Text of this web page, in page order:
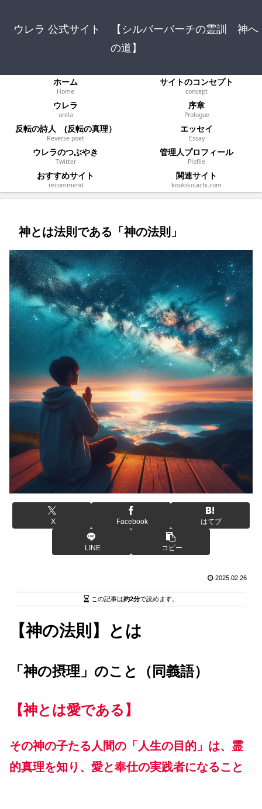
ウレラ 公式サイト 【シルバーバーチの霊訓 神へ
の道】
ホーム
Home
サイトのコンセプト
concept
ウレラ
urela
序章
Prologue
反転の詩人 (反転の真理）
Reverse poet
エッセイ
Essay
ウレラのつぶやき
Twitter
管理人プロフィール
Plofile
おすすめサイト
recommend
関連サイト
koukikouichi.com
神とは法則である「神の法則」
X Facebook はてブ
LINE コピー
2025.02.26
この記事は約2分で読めます。
【神の法則】とは
「神の摂理」のこと（同義語）
【神とは愛である】
その神の子たる人間の「人生の目的」は、霊
的真理を知り、愛と奉仕の実践者になること